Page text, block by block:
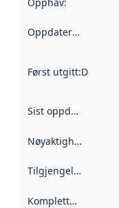
Oppdateringsfrekvens
Først utgitt:Denne
Sist oppdatert
Nøyaktighet
Tilgjengelighet
Kompletthet